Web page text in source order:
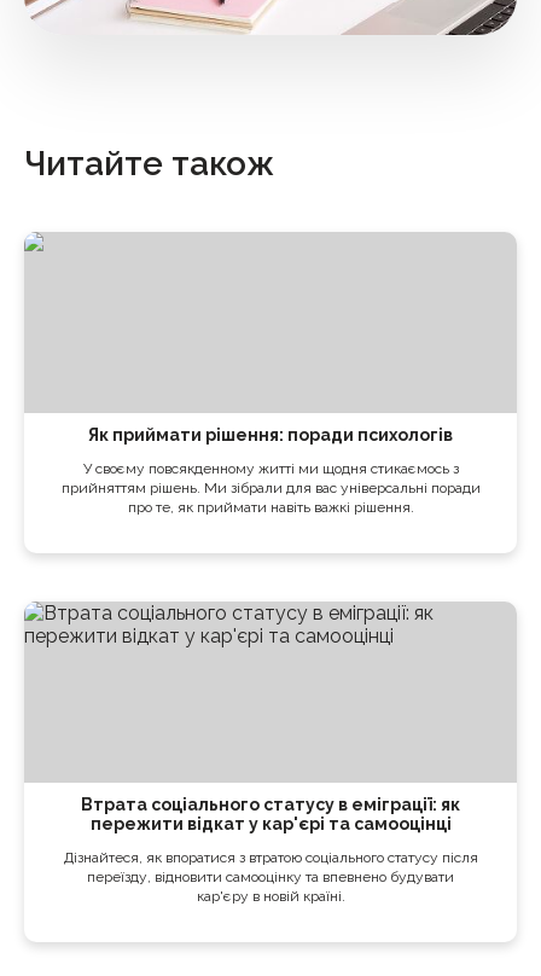
Читайте також
Як приймати рішення: поради психологів
У своєму повсякденному житті ми щодня стикаємось з
прийняттям рішень. Ми зібрали для вас універсальні поради
про те, як приймати навіть важкі рішення.
Втрата соціального статусу в еміграції: як
пережити відкат у кар'єрі та самооцінці
Дізнайтеся, як впоратися з втратою соціального статусу після
переїзду, відновити самооцінку та впевнено будувати
кар'єру в новій країні.